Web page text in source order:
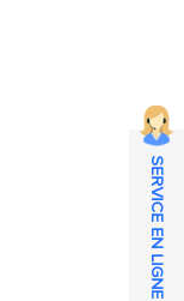
SERVICE EN LIGNE